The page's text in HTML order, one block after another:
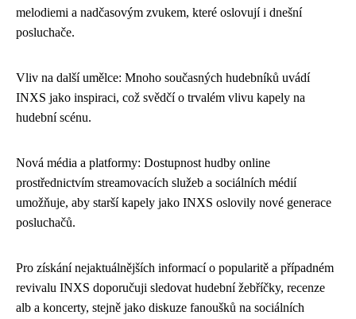
melodiemi a nadčasovým zvukem, které oslovují i ​​dnešní
posluchače.
Vliv na další umělce: Mnoho současných hudebníků uvádí
INXS jako inspiraci, což svědčí o trvalém vlivu kapely na
hudební scénu.
Nová média a platformy: Dostupnost hudby online
prostřednictvím streamovacích služeb a sociálních médií
umožňuje, aby starší kapely jako INXS oslovily nové generace
posluchačů.
Pro získání nejaktuálnějších informací o popularitě a případném
revivalu INXS doporučuji sledovat hudební žebříčky, recenze
alb a koncerty, stejně jako diskuze fanoušků na sociálních